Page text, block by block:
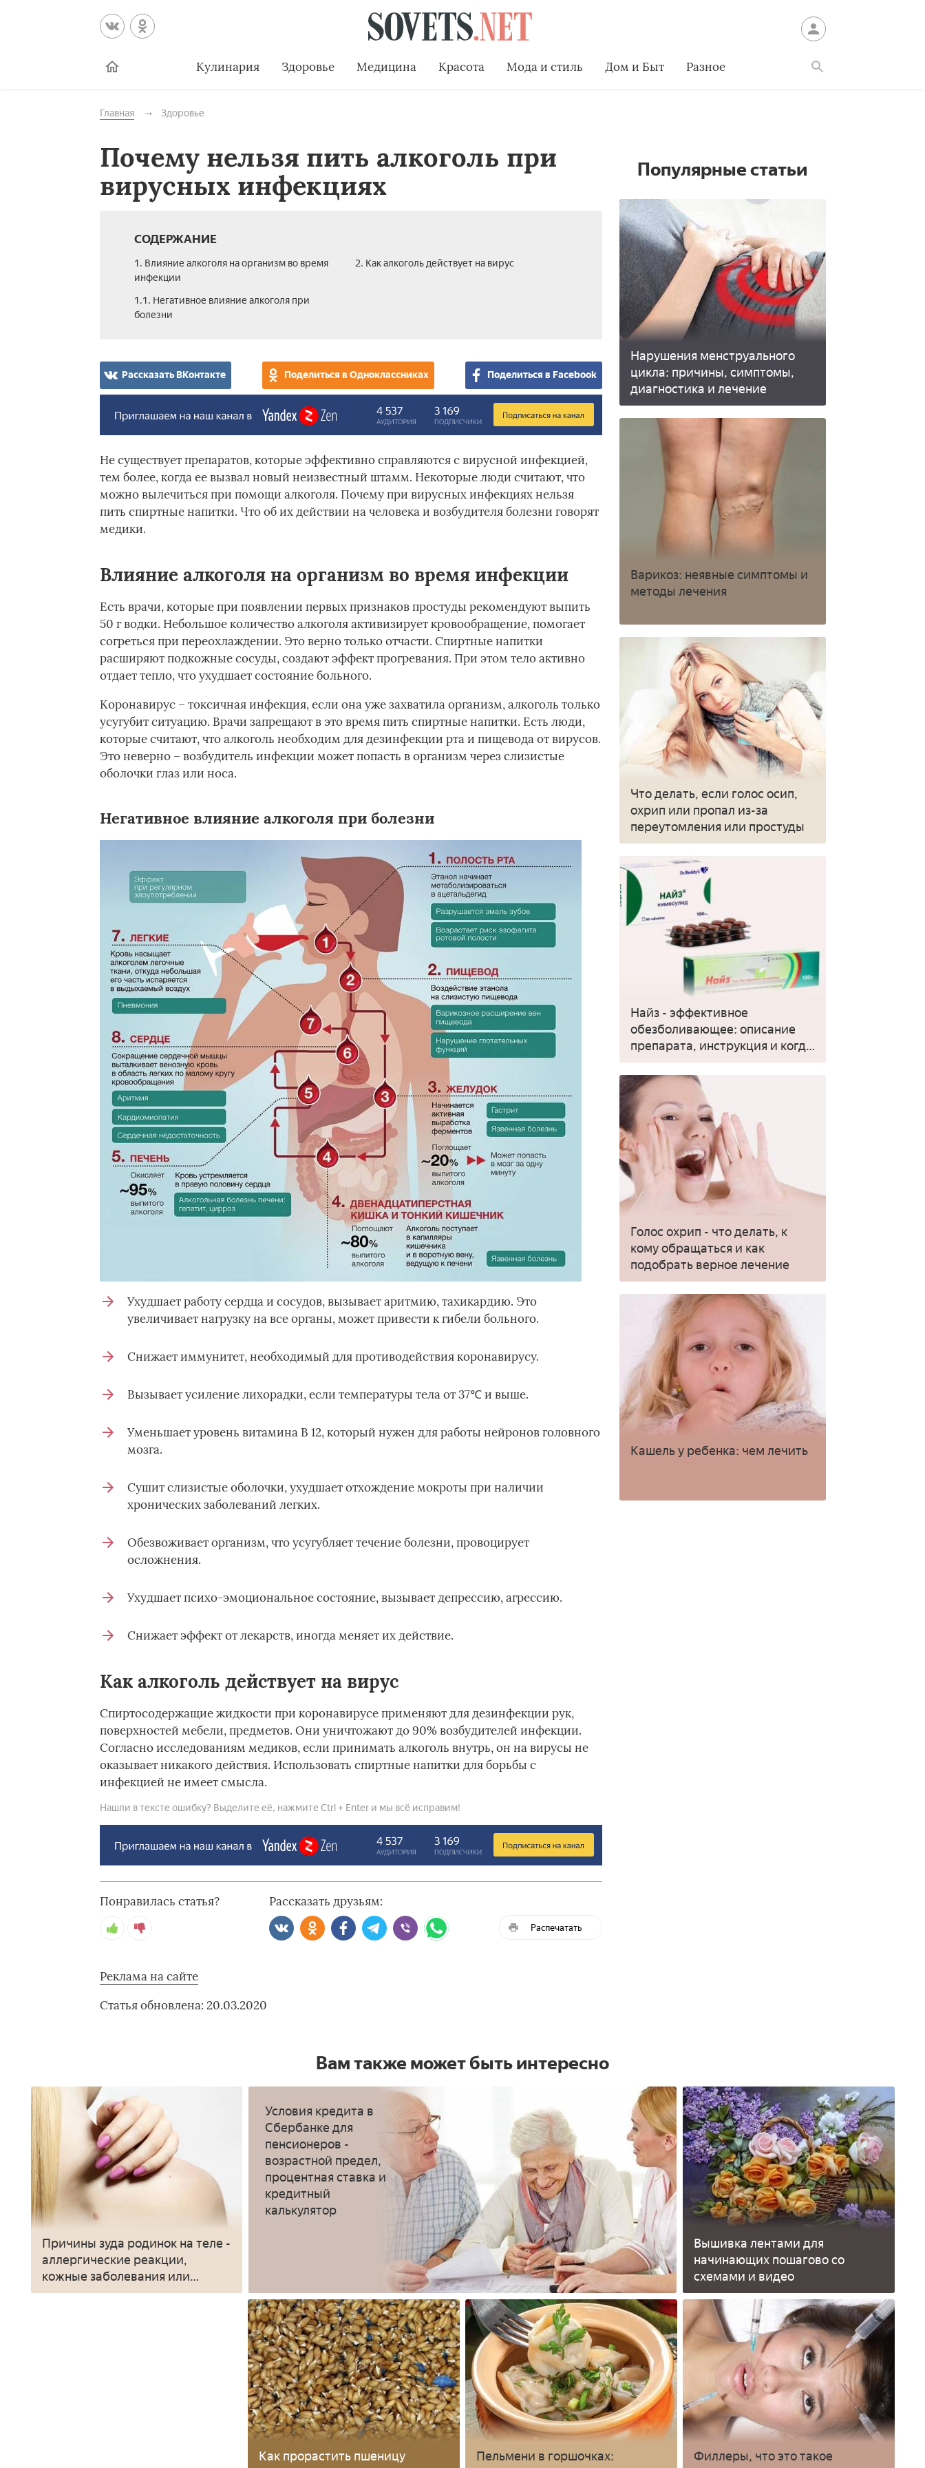
Кулинария Здоровье Медицина Красота Мода и стиль Дом и Быт Разное
Главная Здоровье
Почему нельзя пить алкоголь при
вирусных инфекциях
СОДЕРЖАНИЕ
1. Влияние алкоголя на организм во время
инфекции
1.1. Негативное влияние алкоголя при
болезни
2. Как алкоголь действует на вирус
Рассказать ВКонтакте Поделиться в Одноклассниках Поделиться в Facebook
Не существует препаратов, которые эффективно справляются с вирусной инфекцией,
тем более, когда ее вызвал новый неизвестный штамм. Некоторые люди считают, что
можно вылечиться при помощи алкоголя. Почему при вирусных инфекциях нельзя
пить спиртные напитки. Что об их действии на человека и возбудителя болезни говорят
медики.
Влияние алкоголя на организм во время инфекции
Есть врачи, которые при появлении первых признаков простуды рекомендуют выпить
50 г водки. Небольшое количество алкоголя активизирует кровообращение, помогает
согреться при переохлаждении. Это верно только отчасти. Спиртные напитки
расширяют подкожные сосуды, создают эффект прогревания. При этом тело активно
отдает тепло, что ухудшает состояние больного.
Коронавирус – токсичная инфекция, если она уже захватила организм, алкоголь только
усугубит ситуацию. Врачи запрещают в это время пить спиртные напитки. Есть люди,
которые считают, что алкоголь необходим для дезинфекции рта и пищевода от вирусов.
Это неверно – возбудитель инфекции может попасть в организм через слизистые
оболочки глаз или носа.
Негативное влияние алкоголя при болезни
Ухудшает работу сердца и сосудов, вызывает аритмию, тахикардию. Это
увеличивает нагрузку на все органы, может привести к гибели больного.
Снижает иммунитет, необходимый для противодействия коронавирусу.
Вызывает усиление лихорадки, если температуры тела от 37℃ и выше.
Уменьшает уровень витамина В 12, который нужен для работы нейронов головного
мозга.
Сушит слизистые оболочки, ухудшает отхождение мокроты при наличии
хронических заболеваний легких.
Обезвоживает организм, что усугубляет течение болезни, провоцирует
осложнения.
Ухудшает психо-эмоциональное состояние, вызывает депрессию, агрессию.
Снижает эффект от лекарств, иногда меняет их действие.
Как алкоголь действует на вирус
Спиртосодержащие жидкости при коронавирусе применяют для дезинфекции рук,
поверхностей мебели, предметов. Они уничтожают до 90% возбудителей инфекции.
Согласно исследованиям медиков, если принимать алкоголь внутрь, он на вирусы не
оказывает никакого действия. Использовать спиртные напитки для борьбы с
инфекцией не имеет смысла.
Нашли в тексте ошибку? Выделите её, нажмите Ctrl + Enter и мы всё исправим!
Понравилась статья? Рассказать друзьям:
Распечатать
Реклама на сайте
Статья обновлена: 20.03.2020
Популярные статьи
Нарушения менструального
цикла: причины, симптомы,
диагностика и лечение
Варикоз: неявные симптомы и
методы лечения
Что делать, если голос осип,
охрип или пропал из-за
переутомления или простуды
Найз - эффективное
обезболивающее: описание
препарата, инструкция и когда
применять
Голос охрип - что делать, к
кому обращаться и как
подобрать верное лечение
Кашель у ребенка: чем лечить
Вам также может быть интересно
Причины зуда родинок на теле -
аллергические реакции,
кожные заболевания или
симптом онкологии
Условия кредита в
Сбербанке для
пенсионеров -
возрастной предел,
процентная ставка и
кредитный
калькулятор
Вышивка лентами для
начинающих пошагово со
схемами и видео
Как прорастить пшеницу
Пельмени в горшочках:
Филлеры, что это такое